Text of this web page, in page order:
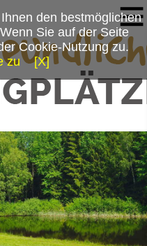
den bestmöglichen
Sie auf der Seite
Cookie-Nutzung zu.
zu
[X]